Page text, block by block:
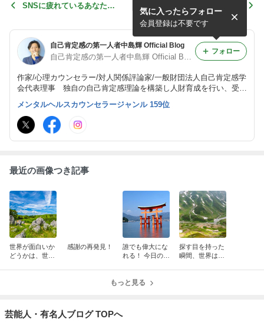
SNSに疲れているあなた
１日１時間 時間を作ればで
きます！！
自己肯定感の第一人者中島輝 Official Blog
作家/心理カウンセラー/対人関係評論家/一般財団法人自己肯定感学
会代表理事 独自の自己肯定感理論を構築し人財育成を行い、受講
生は３万を超える。自己肯定感に関する本は累計74万部を超え
る。
気に入ったらフォロー
会員登録は不要です
フォロー
メンタルヘルスカウンセラージャンル 159位
最近の画像つき記事
世界が面白いか
どうかは、世界
感謝の再発見！
誰でも偉大にな
れる！ 今日の小
歩！！
探す目を持った
瞬間、世界は宝
もっと見る
芸能人・有名人ブログ TOPへ